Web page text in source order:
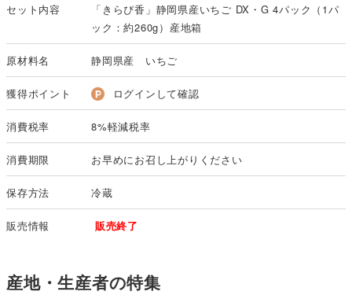
セット内容
「きらぴ香」静岡県産いちご DX・G 4パック（1パ
ック：約260g）産地箱
原材料名 静岡県産 いちご
獲得ポイント ログインして確認
消費税率 8%軽減税率
消費期限 お早めにお召し上がりください
保存方法 冷蔵
販売情報 販売終了
産地・生産者の特集